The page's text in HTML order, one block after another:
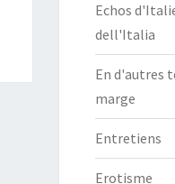
Echos
dell'Italia
En d'autres
marge
Entretiens
Erotisme